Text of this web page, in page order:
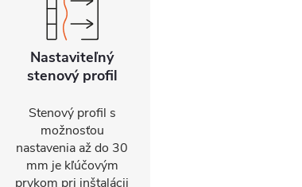
Nastaviteľný
stenový profil
Stenový profil s
možnosťou
nastavenia až do 30
mm je kľúčovým
prvkom pri inštalácii